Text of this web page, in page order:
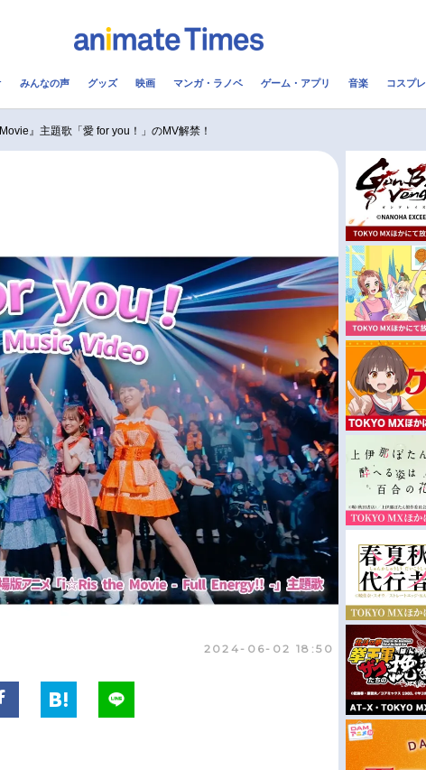
配信・Vtuber
実写化映画一覧
男性声優/女性声優一覧
今期アニメ曜日別一覧
春アニメ
夏アニメ
FOLLOW US
みんなの声 グッズ 映画 マンガ・ラノベ ゲーム・アプリ 音楽 コスプレ
』主題歌「愛 for you！」のMV解禁！
2024-06-02 18:50